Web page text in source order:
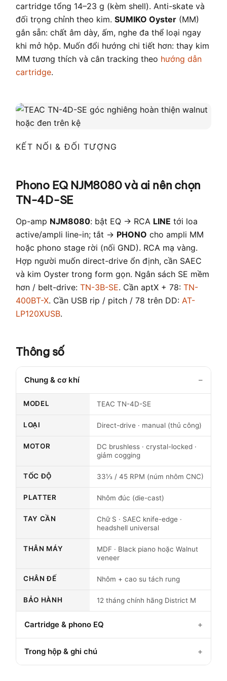
cartridge tổng 14–23 g (kèm shell). Anti-skate và
đối trọng chỉnh theo kim. SUMIKO Oyster (MM)
gắn sẵn: chất âm dày, ấm, nghe đa thể loại ngay
khi mở hộp. Muốn đổi hướng chi tiết hơn: thay kim
MM tương thích và cân tracking theo hướng dẫn
cartridge.
KẾT NỐI & ĐỐI TƯỢNG
Phono EQ NJM8080 và ai nên chọn
TN-4D-SE
Op-amp NJM8080: bật EQ → RCA LINE tới loa
active/ampli line-in; tắt → PHONO cho ampli MM
hoặc phono stage rời (nối GND). RCA mạ vàng.
Hợp người muốn direct-drive ổn định, cần SAEC
và kim Oyster trong form gọn. Ngân sách SE mềm
hơn / belt-drive: TN-3B-SE. Cần aptX + 78: TN-
400BT-X. Cần USB rip / pitch / 78 trên DD: AT-
LP120XUSB.
Thông số
Chung & cơ khí
MODEL TEAC TN-4D-SE
LOẠI Direct-drive · manual (thủ công)
MOTOR
DC brushless · crystal-locked ·
giảm cogging
TỐC ĐỘ 33⅓ / 45 RPM (núm nhôm CNC)
PLATTER Nhôm đúc (die-cast)
TAY CẦN
Chữ S · SAEC knife-edge ·
headshell universal
THÂN MÁY
MDF · Black piano hoặc Walnut
veneer
CHÂN ĐẾ Nhôm + cao su tách rung
BẢO HÀNH 12 tháng chính hãng District M
Cartridge & phono EQ
Trong hộp & ghi chú